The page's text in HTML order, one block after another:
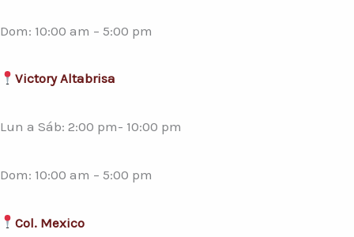
Dom: 10:00 am – 5:00 pm
Victory Altabrisa
Lun a Sáb: 2:00 pm- 10:00 pm
Dom: 10:00 am – 5:00 pm
Col. Mexico